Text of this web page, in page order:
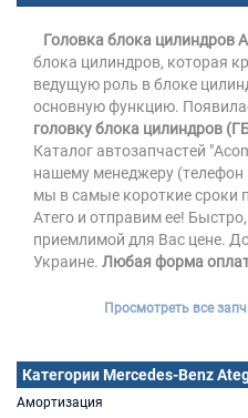
Категории Mercedes-Benz
Амортизация
Головка блока цилиндров
блока цилиндров, которая
ведущую роль в блоке
основную функцию.
головку блока цилиндров
Каталог автозапчастей
нашему менеджеру
мы в самые короткие сроки
Атего и отправим ее!
приемлимой для Вас цене.
Украине. Любая форма
Просмотреть все